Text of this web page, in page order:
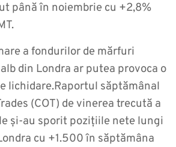
până în noiembrie cu +2,8%
a fondurilor de mărfuri
din Londra ar putea provoca o
lichidare.Raportul săptămânal
(COT) de vinerea trecută a
și-au sporit pozițiile nete lungi
cu +1.500 în săptămâna